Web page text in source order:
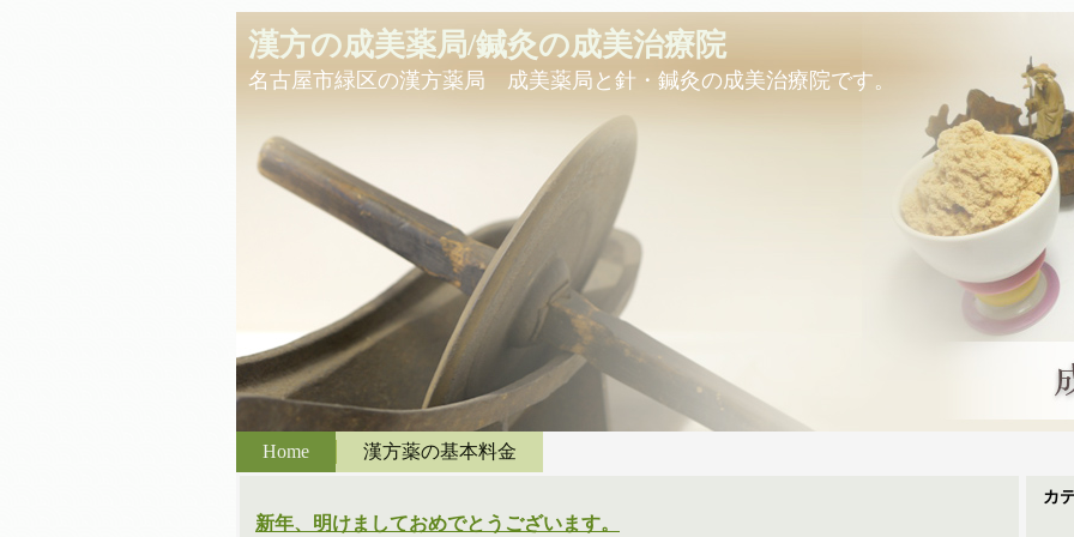
漢方の成美薬局/鍼灸の成美治療院
名古屋市緑区の漢方薬局 成美薬局と針・鍼灸の成美治療院です。
Home 漢方薬の基本料金
新年、明けましておめでとうございます。
カ